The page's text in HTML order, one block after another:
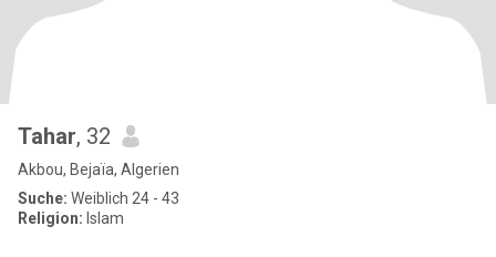
Tahar, 32
Akbou, Bejaïa, Algerien
Suche: Weiblich 24 - 43
Religion: Islam